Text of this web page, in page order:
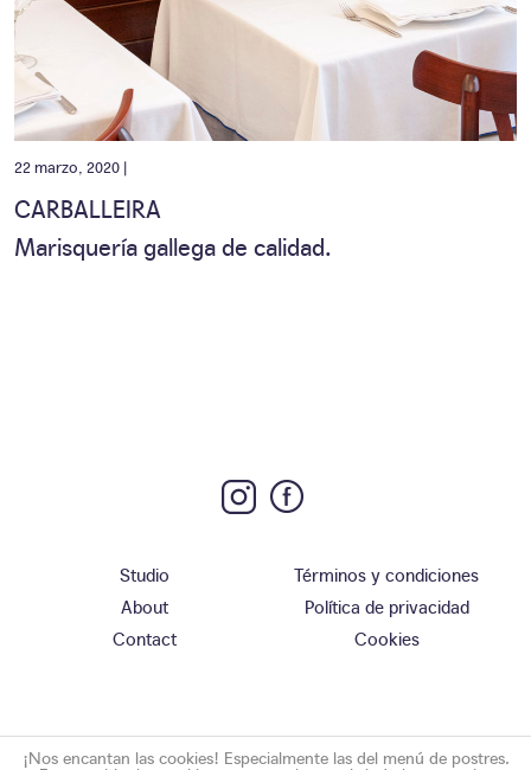
22 marzo, 2020 |
CARBALLEIRA
Marisquería gallega de calidad.
Studio
About
Contact
Términos y condiciones
Política de privacidad
Cookies
¡Nos encantan las cookies! Especialmente las del menú de postres.